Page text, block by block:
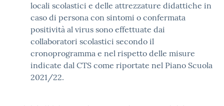
locali scolastici e delle attrezzature didattiche in
caso di persona con sintomi o confermata
positività al virus sono effettuate dai
collaboratori scolastici secondo il
cronoprogramma e nel rispetto delle misure
indicate dal CTS come riportate nel Piano Scuola
2021/22.